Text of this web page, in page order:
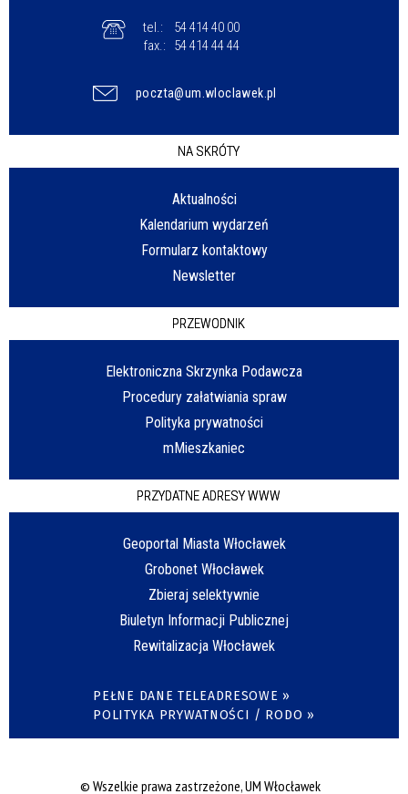
tel.:
54 414 40 00
fax.:
54 414 44 44
poczta@um.wloclawek.pl
NA SKRÓTY
Aktualności
Kalendarium wydarzeń
Formularz kontaktowy
Newsletter
PRZEWODNIK
Elektroniczna Skrzynka Podawcza
Procedury załatwiania spraw
Polityka prywatności
mMieszkaniec
PRZYDATNE ADRESY WWW
Geoportal Miasta Włocławek
Grobonet Włocławek
Zbieraj selektywnie
Biuletyn Informacji Publicznej
Rewitalizacja Włocławek
PEŁNE DANE TELEADRESOWE »
POLITYKA PRYWATNOŚCI / RODO »
© Wszelkie prawa zastrzeżone, UM Włocławek